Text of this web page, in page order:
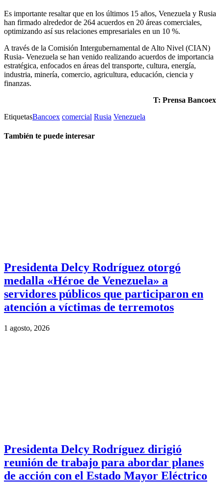
Es importante resaltar que en los últimos 15 años, Venezuela y Rusia
han firmado alrededor de 264 acuerdos en 20 áreas comerciales,
optimizando así sus relaciones empresariales en un 10 %.
A través de la Comisión Intergubernamental de Alto Nivel (CIAN)
Rusia- Venezuela se han venido realizando acuerdos de importancia
estratégica, enfocados en áreas del transporte, cultura, energía,
industria, minería, comercio, agricultura, educación, ciencia y
finanzas.
T: Prensa Bancoex
EtiquetasBancoex comercial Rusia Venezuela
También te puede interesar
Presidenta Delcy Rodríguez otorgó
medalla «Héroe de Venezuela» a
servidores públicos que participaron en
atención a víctimas de terremotos
1 agosto, 2026
Presidenta Delcy Rodríguez dirigió
reunión de trabajo para abordar planes
de acción con el Estado Mayor Eléctrico